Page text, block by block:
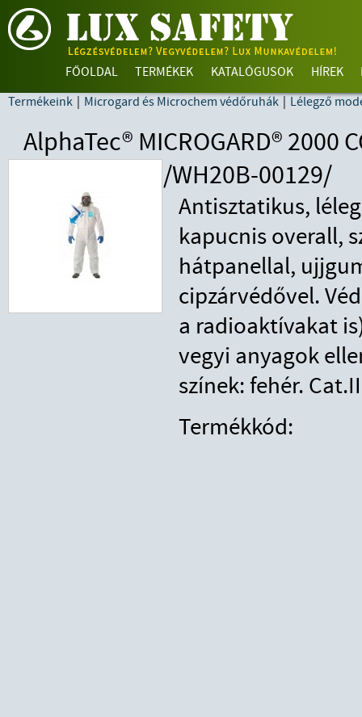
FŐOLDAL TERMÉKEK KATALÓGUSOK HÍREK
Termékeink | Microgard és Microchem védőruhák | Lélegző
AlphaTec® MICROGARD®
/WH20B-00129/
Antisztatikus,
kapucnis overall,
hátpanellal,
cipzárvédővel.
a radioaktívakat
vegyi anyagok
színek: fehér.
Termékkód: